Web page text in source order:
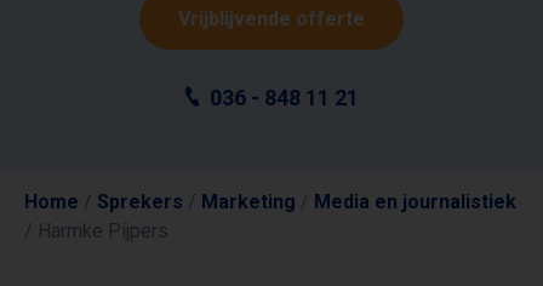
Vrijblijvende offerte
036 - 848 11 21
Home / Sprekers / Marketing / Media en journalistiek
/ Harmke Pijpers